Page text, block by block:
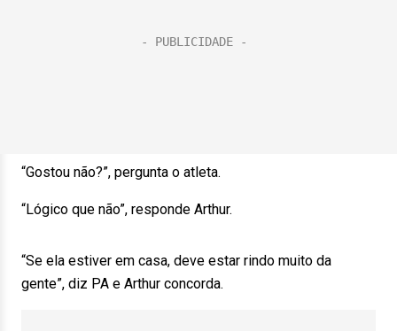
“Gostou não?”, pergunta o atleta.
“Lógico que não”, responde Arthur.
“Se ela estiver em casa, deve estar rindo muito da
gente”, diz PA e Arthur concorda.